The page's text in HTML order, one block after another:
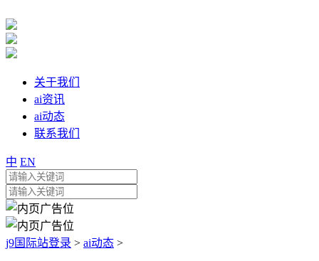
关于我们
ai资讯
ai动态
联系我们
中 EN
j9国际站登录 > ai动态 >